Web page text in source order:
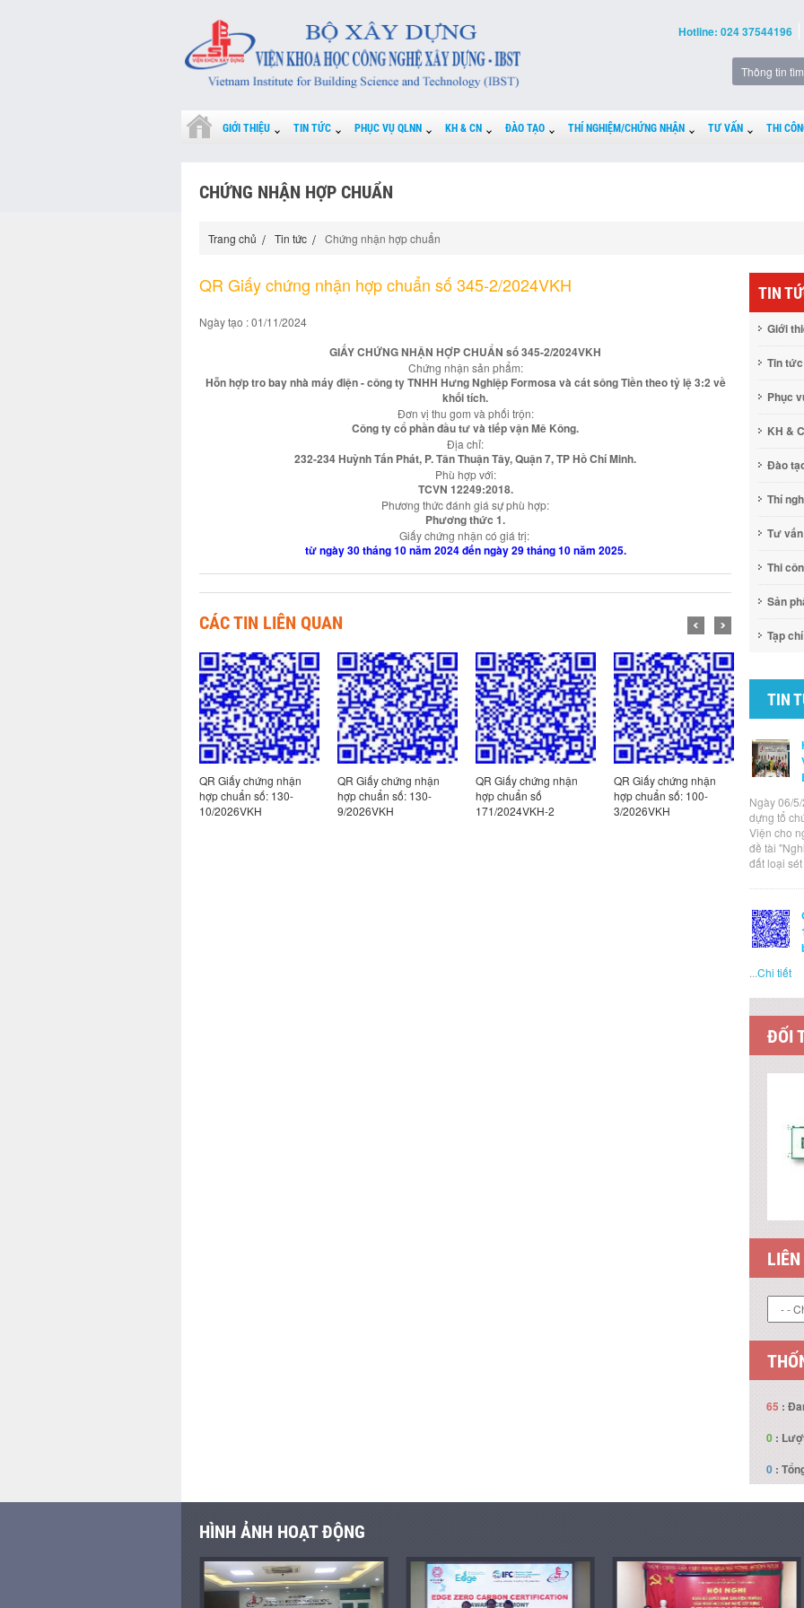
Hotline: 024 37544196
GIỚI THIỆU TIN TỨC PHỤC VỤ QLNN KH & CN ĐÀO TẠO THÍ NGHIỆM/CHỨNG NHẬN TƯ VẤN THI
CHỨNG NHẬN HỢP CHUẨN
Trang chủ Tin tức Chứng nhận hợp chuẩn
QR Giấy chứng nhận hợp chuẩn số 345-2/2024VKH
Ngày tạo : 01/11/2024
GIẤY CHỨNG NHẬN HỢP CHUẨN số 345-2/2024VKH
Chứng nhận sản phẩm:
Hỗn hợp tro bay nhà máy điện - công ty TNHH Hưng Nghiệp Formosa và cát sông Tiền theo tỷ lệ 3:2 về
khối tích.
Đơn vị thu gom và phối trộn:
Công ty cổ phần đầu tư và tiếp vận Mê Kông.
Địa chỉ:
232-234 Huỳnh Tấn Phát, P. Tân Thuận Tây, Quận 7, TP Hồ Chí Minh.
Phù hợp với:
TCVN 12249:2018.
Phương thức đánh giá sự phù hợp:
Phương thức 1.
Giấy chứng nhận có giá trị:
từ ngày 30 tháng 10 năm 2024 đến ngày 29 tháng 10 năm 2025.
CÁC TIN LIÊN QUAN
QR Giấy chứng nhận
hợp chuẩn số: 130-
10/2026VKH
QR Giấy chứng nhận
hợp chuẩn số: 130-
9/2026VKH
QR Giấy chứng nhận
hợp chuẩn số
171/2024VKH-2
QR Giấy chứng nhận
hợp chuẩn số: 100-
3/2026VKH
QR Giấy
hợp
2/
TIN
Giới
Tin tức
Phục
KH &
Đào
Thí
Tư vấn
Thi
Sản
Tạp chí
TIN
Ngày 06/
dựng tổ
Viện cho
đề tài
đất loại
...Chi tiết
ĐỐI
65 :
0 :
0 :
HÌNH ẢNH HOẠT ĐỘNG